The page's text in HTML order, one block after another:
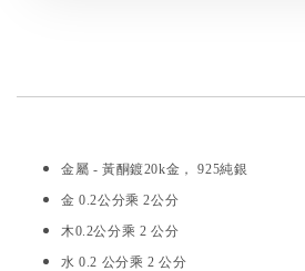
金屬 - 黃酮鍍20k金， 925純銀
金 0.2公分乘 2公分
木0.2公分乘 2 公分
水 0.2 公分乘 2 公分